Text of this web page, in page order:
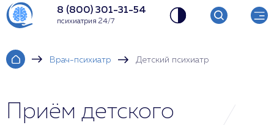
8 (800) 301-31-54
психиатрия 24/7
Врач-психиатр Детский психиатр
Приём детского